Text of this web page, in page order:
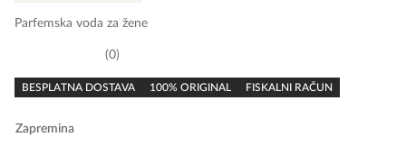
Parfemska voda za žene
rating
0
BESPLATNA DOSTAVA 100% ORIGINAL FISKALNI RAČUN
Zapremina